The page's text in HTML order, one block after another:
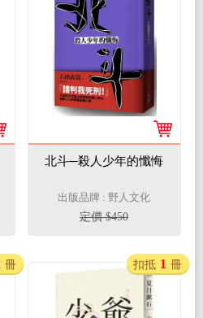
北斗─殺人少年的懺悔
出版品牌 : 野人文化
定價 $450
冊 扣抵 1 冊